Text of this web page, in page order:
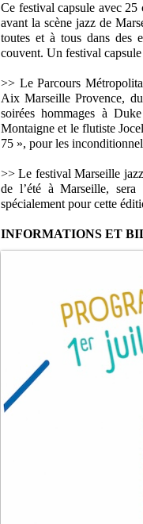
Ce festival capsule avec
avant la scène jazz de
toutes et à tous dans des
couvent. Un festival
>> Le Parcours
Aix Marseille Provence,
soirées hommages à
Montaigne et le flutiste
75 », pour les
>> Le festival Marseille
de l’été à Marseille, sera
spécialement pour cette
INFORMATIONS ET